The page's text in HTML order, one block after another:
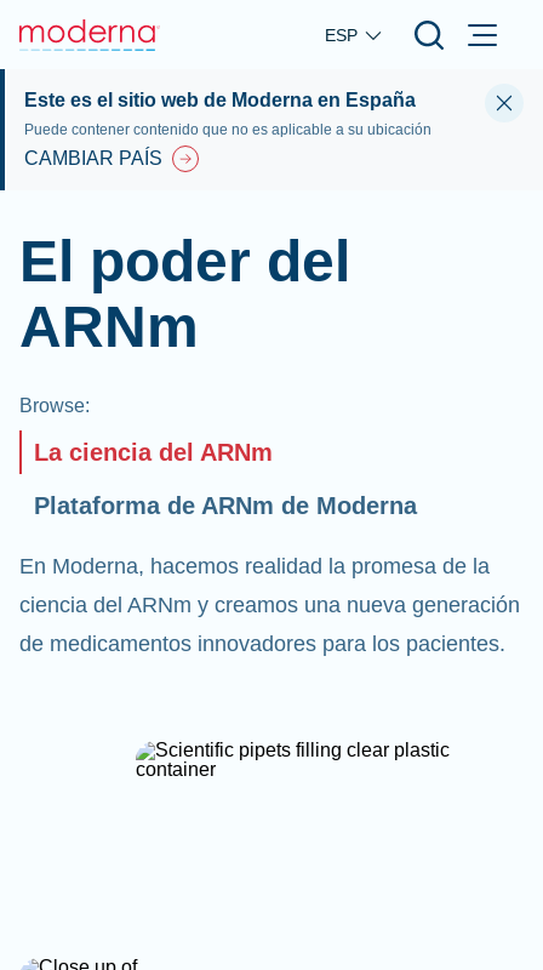
Skip to main content
ESP
Este es el sitio web de Moderna en España
Puede contener contenido que no es aplicable a su ubicación
CAMBIAR PAÍS
El poder del
ARNm
Browse:
La ciencia del ARNm
Plataforma de ARNm de Moderna
En Moderna, hacemos realidad la promesa de la
ciencia del ARNm y creamos una nueva generación
de medicamentos innovadores para los pacientes.